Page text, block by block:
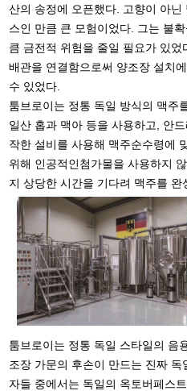
산의 송정에 오픈했다. 고향이 아
스인 만큼 큰 모험이었다. 그는 불
큼 금전적 위험을 줄일 필요가 있었
배관을 연결함으로써 양조장 설치
수 있었다.
툼브로이는 정통 독일 방식의 맥주
일산 홉과 맥아 등을 사용하고, 안
작한 설비를 사용해 맥주순수령에
위해 인공적인첨가물을 사용하지
지 상당한 시간을 기다려 맥주를 완
툼브로이는 정통 독일 스타일의 음
조장 가문의 후손이 만드는 진짜 독
자들 중에서는 독일의 옥토버페스